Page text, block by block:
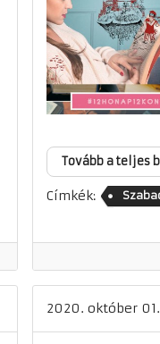
Tovább a teljes
Címkék:
2020. október